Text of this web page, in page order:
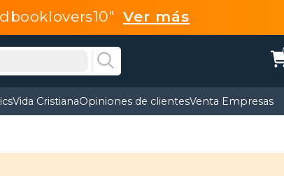
Ver más
Vida CristianaOpiniones de clientesVenta Empresas